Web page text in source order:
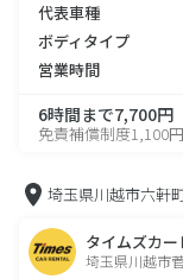
代表車種
ボディタイプ
営業時間
6時間まで7,700円
免責補償制度1,100円
埼玉県川越市六軒
タイムズカ
埼玉県川越市